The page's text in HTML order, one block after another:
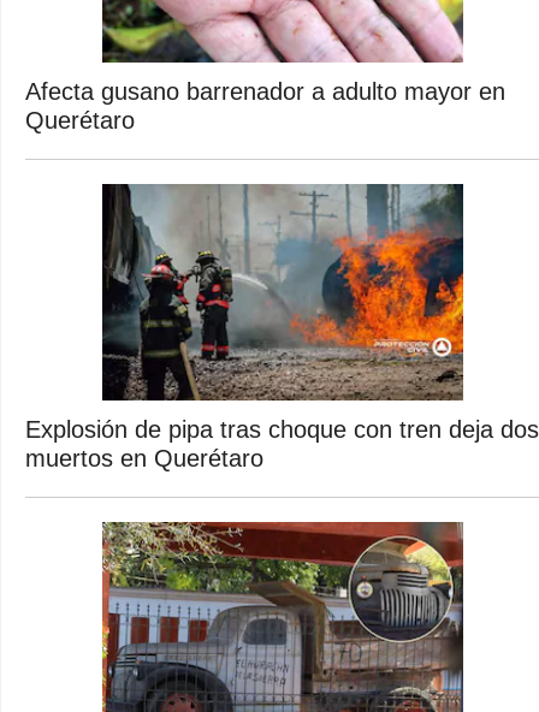
Afecta gusano barrenador a adulto mayor en
Querétaro
Explosión de pipa tras choque con tren deja dos
muertos en Querétaro